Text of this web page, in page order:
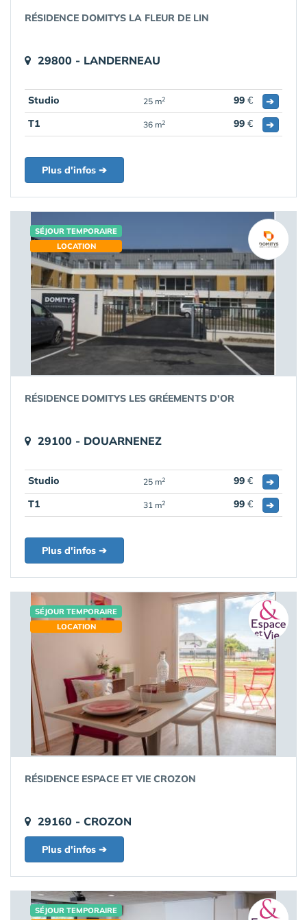
RÉSIDENCE DOMITYS LA FLEUR DE LIN
29800 - LANDERNEAU
Studio 25 m2 99 €
➔
T1
36 m2 99 € ➔
Plus d'infos ➔
SÉJOUR TEMPORAIRE
LOCATION
RÉSIDENCE DOMITYS LES GRÉEMENTS D'OR
29100 - DOUARNENEZ
Studio 25 m2 99 €
➔
T1
31 m2 99 € ➔
Plus d'infos ➔
SÉJOUR TEMPORAIRE
LOCATION
RÉSIDENCE ESPACE ET VIE CROZON
29160 - CROZON
Plus d'infos ➔
SÉJOUR TEMPORAIRE